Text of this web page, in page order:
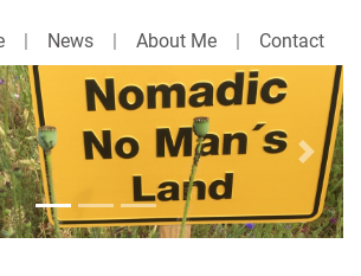
| News | About Me | Contact
Next